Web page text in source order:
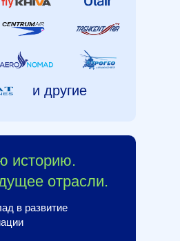
и другие
в развитие
отрасли.
историю.